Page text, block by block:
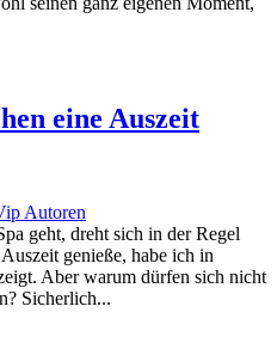
eine Auszeit
Autoren
geht, dreht sich in der Regel
genieße, habe ich in
Aber warum dürfen sich nicht
Sicherlich...